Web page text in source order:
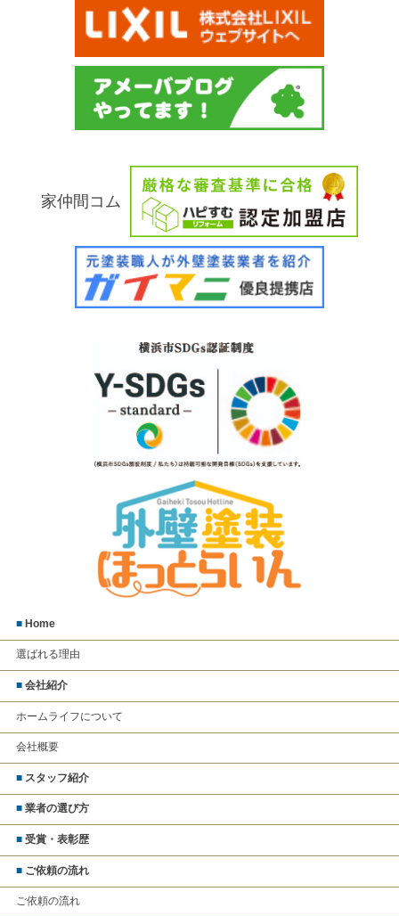
家仲間コム
■ Home
選ばれる理由
■ 会社紹介
ホームライフについて
会社概要
■ スタッフ紹介
■ 業者の選び方
■ 受賞・表彰歴
■ ご依頼の流れ
ご依頼の流れ